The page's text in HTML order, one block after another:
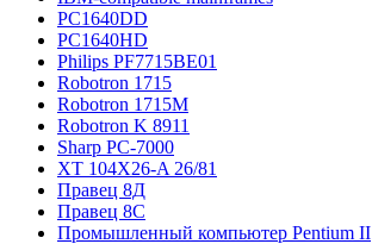
PC1640DD
PC1640HD
Philips PF7715BE01
Robotron 1715
Robotron 1715М
Robotron K 8911
Sharp PC-7000
XT 104X26-A 26/81
Правец 8Д
Правец 8С
Промышленный компьютер Pentium II